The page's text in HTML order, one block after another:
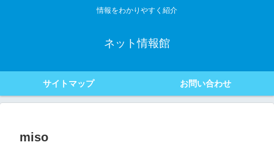
情報をわかりやすく紹介
ネット情報館
サイトマップ お問い合わせ
miso